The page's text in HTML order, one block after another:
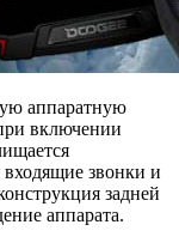
аппаратную
включении
входящие звонки и
задней
аппарата.